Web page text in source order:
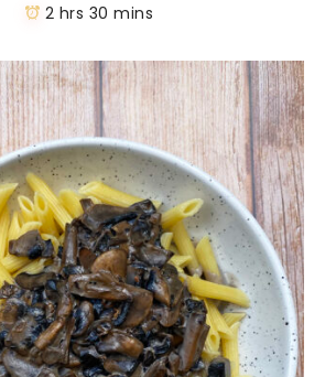
2 hrs 30 mins